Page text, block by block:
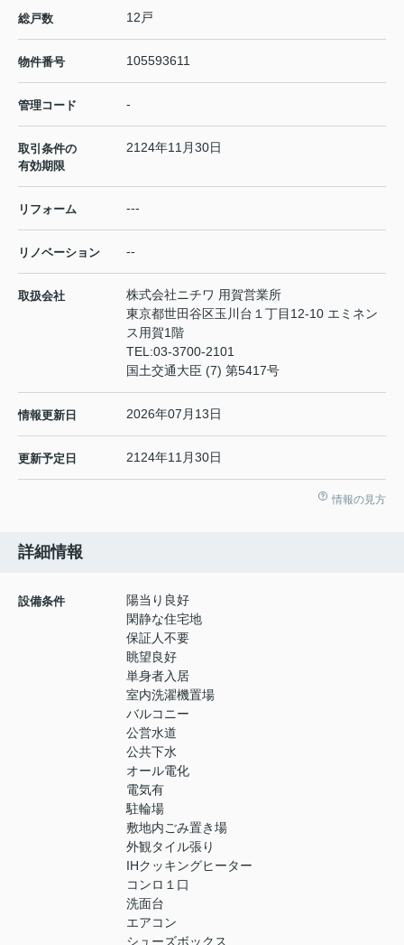
総戸数 12戸
物件番号 105593611
管理コード -
取引条件の
有効期限
2124年11月30日
リフォーム ---
リノベーション --
取扱会社
株式会社ニチワ 用賀営業所
東京都世田谷区玉川台１丁目12-10 エミネン
ス用賀1階
TEL:03-3700-2101
国土交通大臣 (7) 第5417号
情報更新日 2026年07月13日
更新予定日 2124年11月30日
情報の見方
詳細情報
設備条件
陽当り良好
閑静な住宅地
保証人不要
眺望良好
単身者入居
室内洗濯機置場
バルコニー
公営水道
公共下水
オール電化
電気有
駐輪場
敷地内ごみ置き場
外観タイル張り
IHクッキングヒーター
コンロ１口
洗面台
エアコン
シューズボックス